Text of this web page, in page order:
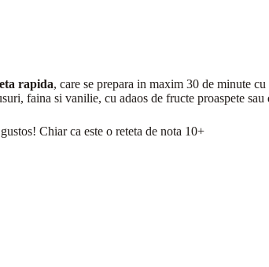
rapida, care se prepara in maxim 30 de minute
faina si vanilie, cu adaos de fructe proaspete
Chiar ca este o reteta de nota 10+